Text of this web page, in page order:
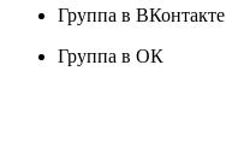
Группа в ВКонтакте
Группа в ОК